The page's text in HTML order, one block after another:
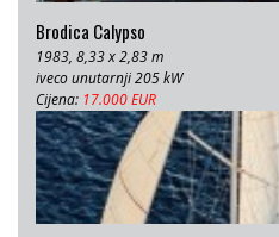
Brodica Calypso
1983, 8,33 x 2,83 m
iveco unutarnji 205 kW
Cijena: 17.000 EUR